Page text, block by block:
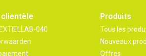
040
Produits
Tous les
Nouveaux
Offres